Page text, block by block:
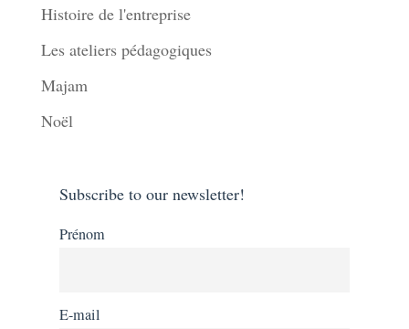
Histoire de l'entreprise
Les ateliers pédagogiques
Majam
Noël
Subscribe to our newsletter!
Prénom
E-mail